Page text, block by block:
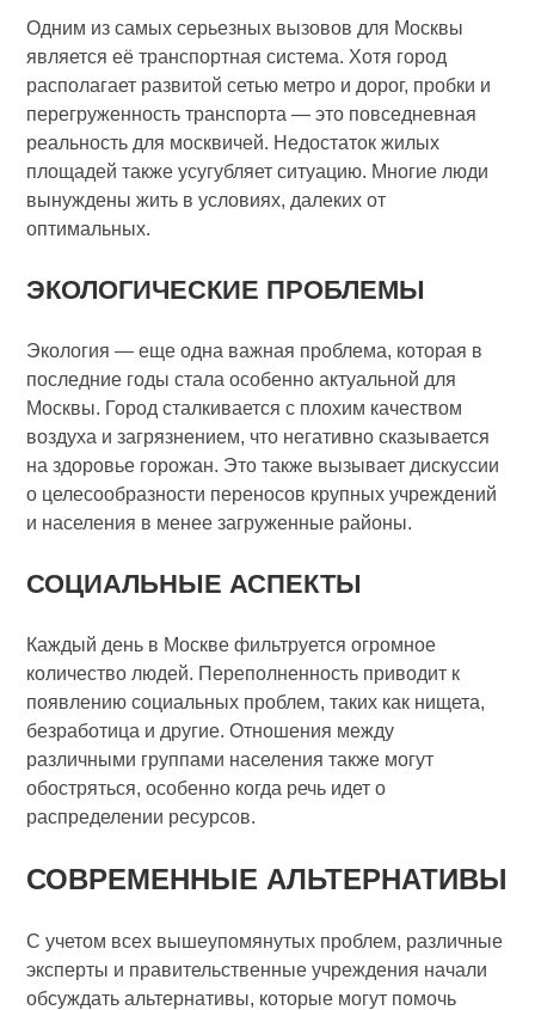
Одним из самых серьезных вызовов для Москвы
является её транспортная система. Хотя город
располагает развитой сетью метро и дорог, пробки и
перегруженность транспорта — это повседневная
реальность для москвичей. Недостаток жилых
площадей также усугубляет ситуацию. Многие люди
вынуждены жить в условиях, далеких от
оптимальных.
ЭКОЛОГИЧЕСКИЕ ПРОБЛЕМЫ
Экология — еще одна важная проблема, которая в
последние годы стала особенно актуальной для
Москвы. Город сталкивается с плохим качеством
воздуха и загрязнением, что негативно сказывается
на здоровье горожан. Это также вызывает дискуссии
о целесообразности переносов крупных учреждений
и населения в менее загруженные районы.
СОЦИАЛЬНЫЕ АСПЕКТЫ
Каждый день в Москве фильтруется огромное
количество людей. Переполненность приводит к
появлению социальных проблем, таких как нищета,
безработица и другие. Отношения между
различными группами населения также могут
обостряться, особенно когда речь идет о
распределении ресурсов.
СОВРЕМЕННЫЕ АЛЬТЕРНАТИВЫ
С учетом всех вышеупомянутых проблем, различные
эксперты и правительственные учреждения начали
обсуждать альтернативы, которые могут помочь